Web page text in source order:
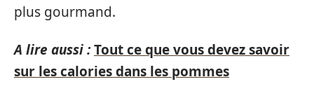
plus gourmand.
A lire aussi :Tout ce que vous devez savoir
sur les calories dans les pommes